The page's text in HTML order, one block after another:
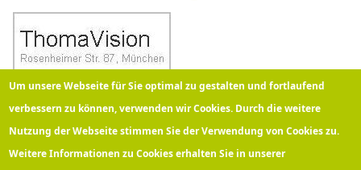
Um unsere Webseite für Sie optimal zu gestalten und fortlaufend
verbessern zu können, verwenden wir Cookies. Durch die weitere
Nutzung der Webseite stimmen Sie der Verwendung von Cookies zu.
Weitere Informationen zu Cookies erhalten Sie in unserer